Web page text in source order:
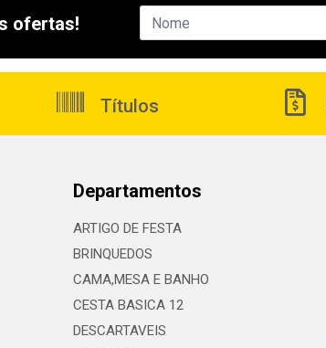
ofertas!
Títulos
Departamentos
ARTIGO DE FESTA
BRINQUEDOS
CAMA,MESA E BANHO
CESTA BASICA 12
DESCARTAVEIS